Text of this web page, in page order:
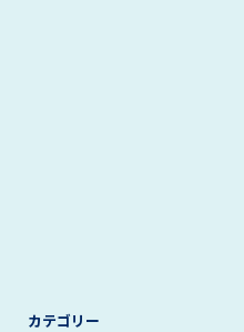
カテゴリー